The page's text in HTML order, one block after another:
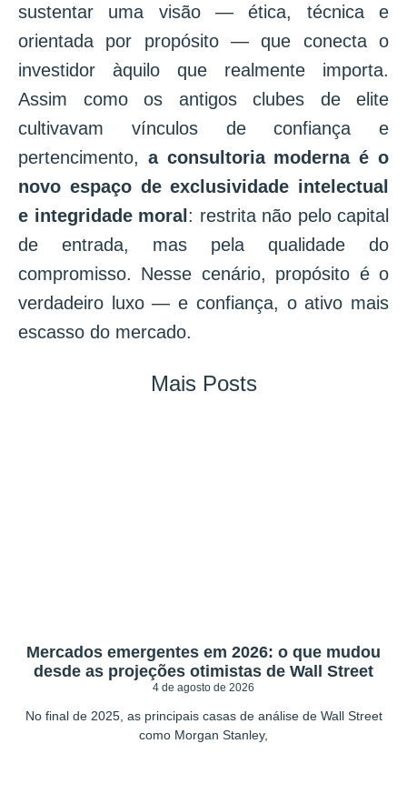
sustentar uma visão — ética, técnica e
orientada por propósito — que conecta o
investidor àquilo que realmente importa.
Assim como os antigos clubes de elite
cultivavam vínculos de confiança e
pertencimento, a consultoria moderna é o
novo espaço de exclusividade intelectual
e integridade moral: restrita não pelo capital
de entrada, mas pela qualidade do
compromisso. Nesse cenário, propósito é o
verdadeiro luxo — e confiança, o ativo mais
escasso do mercado.
Mais Posts
Mercados emergentes em 2026: o que mudou
desde as projeções otimistas de Wall Street
4 de agosto de 2026
No final de 2025, as principais casas de análise de Wall Street
como Morgan Stanley,